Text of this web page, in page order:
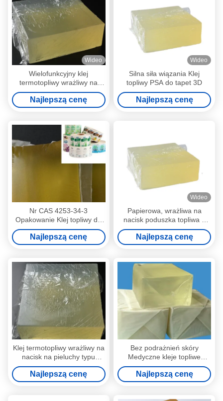
Wideo
Wielofunkcyjny klej
termotopliwy wrażliwy na
nacisk do etykiet
samoprzylepnych
Najlepszą cenę
Wideo
Silna siła wiązania Klej
topliwy PSA do tapet 3D
Najlepszą cenę
Nr CAS 4253-34-3
Opakowanie Klej topliwy do
papieru Etykieta foliowa OPP
PET
Najlepszą cenę
Wideo
Papierowa, wrażliwa na
nacisk poduszka topliwa z
tworzywa sztucznego typu
Ultimate Adhesion
Najlepszą cenę
Klej termotopliwy wrażliwy na
nacisk na pieluchy typu
jasnożółty
Najlepszą cenę
Bez podrażnień skóry
Medyczne kleje topliwe
Zdejmowany klej wrażliwy na
nacisk
Najlepszą cenę